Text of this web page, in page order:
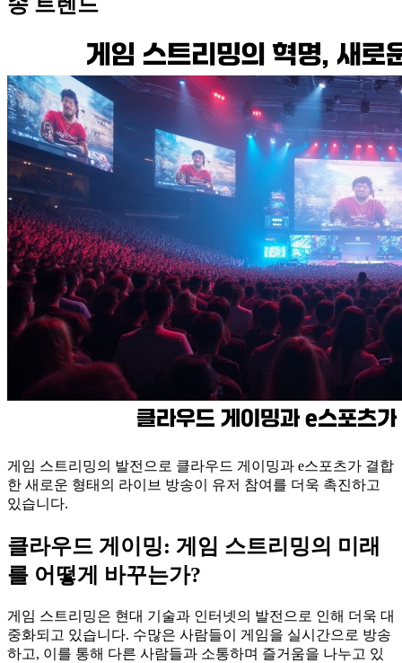
게임 스트리밍의 발전으로 클라우드 게이밍과 e스포츠가 결합
한 새로운 형태의 라이브 방송이 유저 참여를 더욱 촉진하고
있습니다.
클라우드 게이밍: 게임 스트리밍의 미래
를 어떻게 바꾸는가?
게임 스트리밍은 현대 기술과 인터넷의 발전으로 인해 더욱 대
중화되고 있습니다. 수많은 사람들이 게임을 실시간으로 방송
하고, 이를 통해 다른 사람들과 소통하며 즐거움을 나누고 있